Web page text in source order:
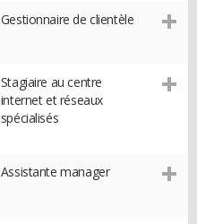
Gestionnaire de clientèle
Stagiaire au centre
internet et réseaux
spécialisés
Assistante manager